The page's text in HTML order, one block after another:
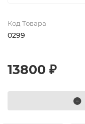
Код Товара
0299
13800 ₽